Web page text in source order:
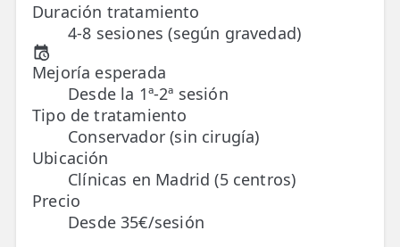
🧠 Fisioterapia Neurológica
🧍 Fisioterapia Vestibular
🫁 Fisioterapia Respiratoria
👶 Fisioterapia Pediátrica
TRATAMIENTOS
✅ Punción Seca
✅ Ondas de Choque
Duración tratamiento
4-8 sesiones (según gravedad)
Mejoría esperada
Desde la 1ª-2ª sesión
Tipo de tratamiento
Conservador (sin cirugía)
Ubicación
Clínicas en Madrid (5 centros)
Precio
Desde 35€/sesión